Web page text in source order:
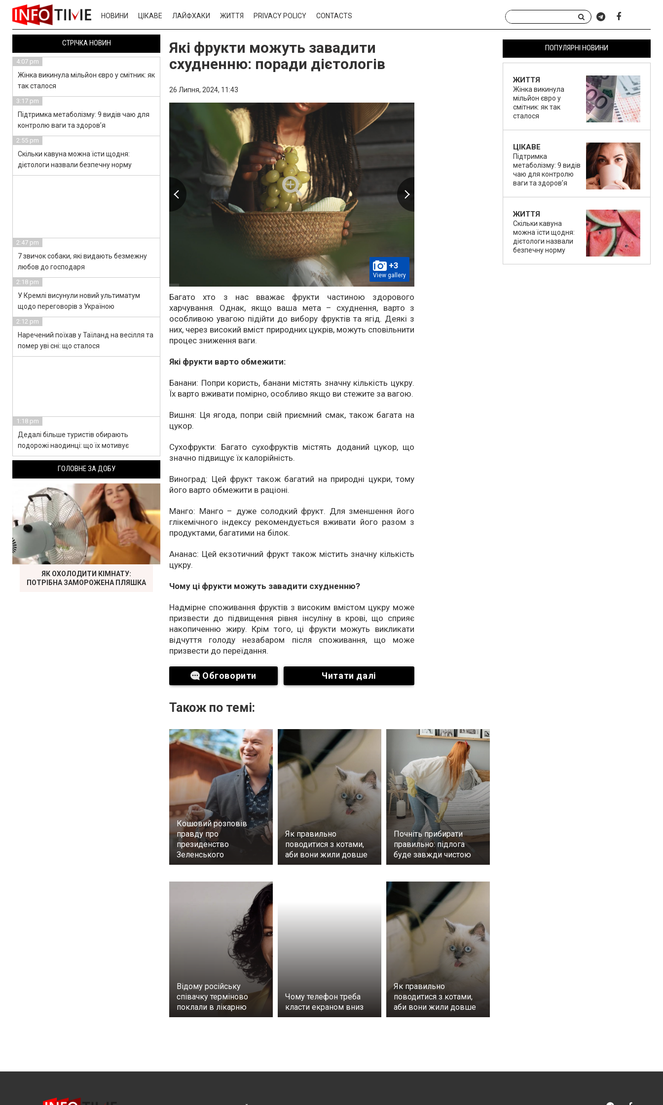
НОВИНИ ЦІКАВЕ ЛАЙФХАКИ ЖИТТЯ PRIVACY POLICY CONTACTS
Які фрукти можуть завадити
схудненню: поради дієтологів
26 Липня, 2024, 11:43
+3
View gallery
Багато хто з нас вважає фрукти частиною здорового
харчування. Однак, якщо ваша мета – схуднення, варто з
особливою увагою підійти до вибору фруктів та ягід. Деякі з
них, через високий вміст природних цукрів, можуть сповільнити
процес зниження ваги.
Які фрукти варто обмежити:
Банани: Попри користь, банани містять значну кількість цукру.
Їх варто вживати помірно, особливо якщо ви стежите за вагою.
Вишня: Ця ягода, попри свій приємний смак, також багата на
цукор.
Сухофрукти: Багато сухофруктів містять доданий цукор, що
значно підвищує їх калорійність.
Виноград: Цей фрукт також багатий на природні цукри, тому
його варто обмежити в раціоні.
Манго: Манго – дуже солодкий фрукт. Для зменшення його
глікемічного індексу рекомендується вживати його разом з
продуктами, багатими на білок.
Ананас: Цей екзотичний фрукт також містить значну кількість
цукру.
Чому ці фрукти можуть завадити схудненню?
Надмірне споживання фруктів з високим вмістом цукру може
призвести до підвищення рівня інсуліну в крові, що сприяє
накопиченню жиру. Крім того, ці фрукти можуть викликати
відчуття голоду незабаром після споживання, що може
призвести до переїдання.
Обговорити Читати далі
Також по темі:
Кошовий розповів
правду про
президенство
Зеленського
Як правильно
поводитися з котами,
аби вони жили довше
Почніть прибирати
правильно: підлога
буде завжди чистою
Відому російську
співачку терміново
поклали в лікарню
Чому телефон треба
класти екраном вниз
Як правильно
поводитися з котами,
аби вони жили довше
ПОПУЛЯРНІ НОВИНИ
ЖИТТЯ
Жінка викинула
мільйон євро у
смітник: як так
сталося
ЦІКАВЕ
Підтримка
метаболізму: 9 видів
чаю для контролю
ваги та здоров’я
ЖИТТЯ
Скільки кавуна
можна їсти щодня:
дієтологи назвали
безпечну норму
СТРІЧКА НОВИН
4:07 pm
Жінка викинула мільйон євро у смітник: як
так сталося
3:17 pm
Підтримка метаболізму: 9 видів чаю для
контролю ваги та здоров’я
2:55 pm
Скільки кавуна можна їсти щодня:
дієтологи назвали безпечну норму
2:47 pm
7 звичок собаки, які видають безмежну
любов до господаря
2:18 pm
У Кремлі висунули новий ультиматум
щодо переговорів з Україною
2:12 pm
Наречений поїхав у Таїланд на весілля та
помер уві сні: що сталося
1:18 pm
Дедалі більше туристів обирають
подорожі наодинці: що їх мотивує
ГОЛОВНЕ ЗА ДОБУ
ЯК ОХОЛОДИТИ КІМНАТУ:
ПОТРІБНА ЗАМОРОЖЕНА ПЛЯШКА